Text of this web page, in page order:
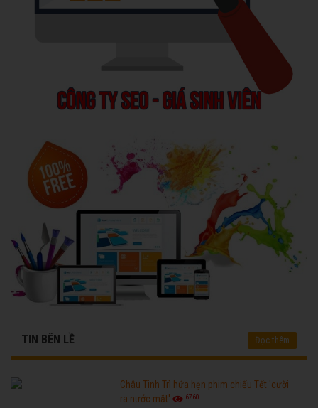
TIN BÊN LỀ Đọc thêm
Châu Tinh Trì hứa hẹn phim chiếu Tết 'cười
ra nước mắt'
6760